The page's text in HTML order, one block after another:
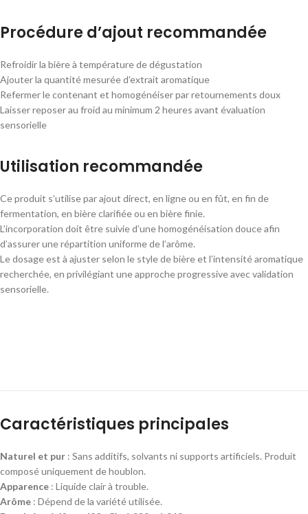
Procédure d’ajout recommandée
Refroidir la bière à température de dégustation
Ajouter la quantité mesurée d’extrait aromatique
Refermer le contenant et homogénéiser par retournements doux
Laisser reposer au froid au minimum 2 heures avant évaluation
sensorielle
Utilisation recommandée
Ce produit s’utilise par ajout direct, en ligne ou en fût, en fin de
fermentation, en bière clarifiée ou en bière finie.
L’incorporation doit être suivie d’une homogénéisation douce afin
d’assurer une répartition uniforme de l’arôme.
Le dosage est à ajuster selon le style de bière et l’intensité aromatique
recherchée, en privilégiant une approche progressive avec validation
sensorielle.
Caractéristiques principales
Naturel et pur : Sans additifs, solvants ni supports artificiels. Produit
composé uniquement de houblon.
Apparence : Liquide clair à trouble.
Arôme : Dépend de la variété utilisée.